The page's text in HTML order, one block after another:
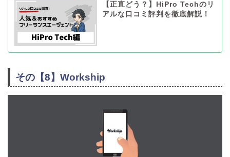
【正直どう？】HiPro Techのリ
アルな口コミ評判を徹底解説！
その【8】Workship